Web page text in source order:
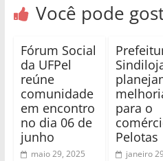
Você pode
Fórum Social
da UFPel
reúne
comunidade
em encontro
no dia 06 de
junho
maio 29, 2025
para o
Pelotas
janeiro